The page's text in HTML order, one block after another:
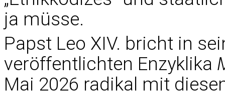
ja müsse.
Papst Leo XIV. bricht in
veröffentlichten Enzyklika
Mai 2026 radikal mit